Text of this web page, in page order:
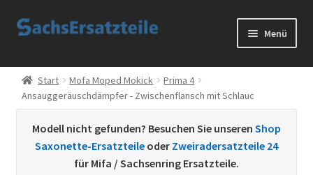
Zur
Zum
Menü
Start
AGB
Datenschutzerklärung
Start Mofa Moped Mokick
Prima 4
Ansauggeräuschdämpfer - Zwischenflansch mit Schlauc
Modell nicht gefunden? Besuchen Sie unseren Shop
Saxonette-Ersatzteile oder Zweiradersatzteile 24
für Mifa / Sachsenring Ersatzteile.